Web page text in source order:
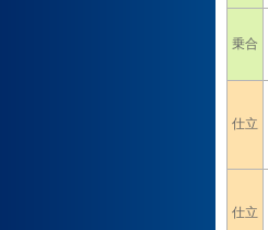
乗合
仕立
仕立